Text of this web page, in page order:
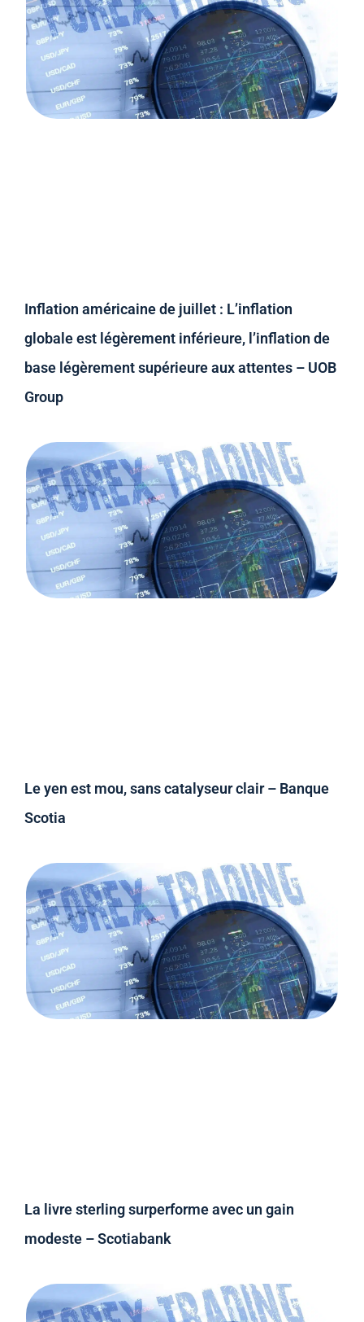
Inflation américaine de juillet : L’inflation
globale est légèrement inférieure, l’inflation de
base légèrement supérieure aux attentes – UOB
Group
Le yen est mou, sans catalyseur clair – Banque
Scotia
La livre sterling surperforme avec un gain
modeste – Scotiabank